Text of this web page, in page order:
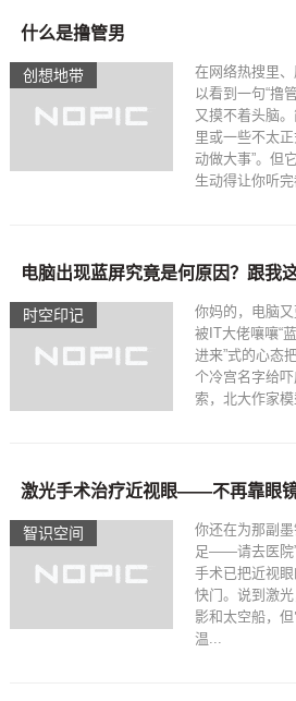
创想地带
什么是撸管男
在网络热搜里
以看到一句“撸
又摸不着头脑
里或一些不太
动做大事”。但
生动得让你听
时空印记​
你妈的，电脑
被IT大佬嚷嚷“
进来”式的心态
个冷宫名字给
索，北大作家
智识空间​
激光手术治疗近视眼——不再靠眼
你还在为那副
足——请去医院
手术已把近视眼
快门。说到激
影和太空船，
温...